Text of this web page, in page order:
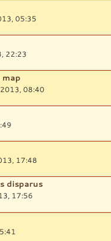
05:35
22:23
map
2013, 08:40
17:48
disparus
17:56